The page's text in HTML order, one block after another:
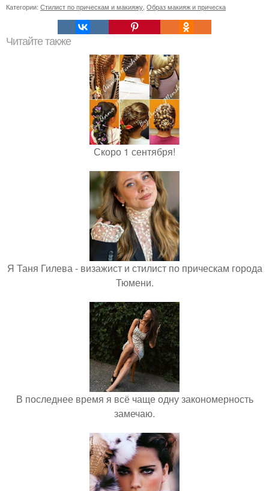
Категории: Стилист по прическам и макияжу Образ макияж и прическа
Читайте также
Скоро 1 сентября!
Я Таня Гилева - визажист и стилист по прическам города
Тюмени.
В последнее время я всё чаще одну закономерность
замечаю.